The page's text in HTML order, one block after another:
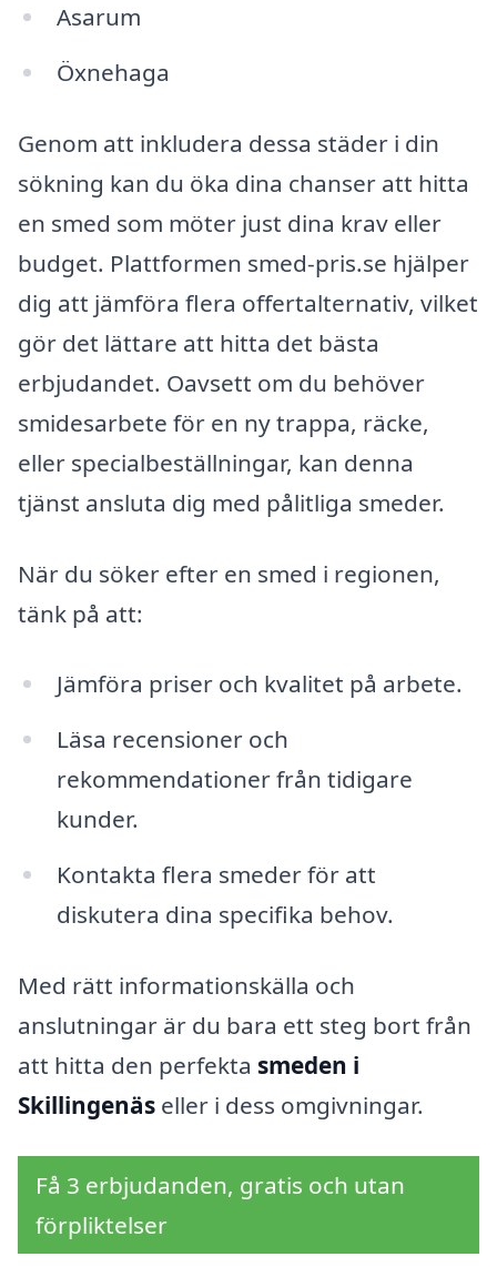
Asarum
Öxnehaga
Genom att inkludera dessa städer i din
sökning kan du öka dina chanser att hitta
en smed som möter just dina krav eller
budget. Plattformen smed-pris.se hjälper
dig att jämföra flera offertalternativ, vilket
gör det lättare att hitta det bästa
erbjudandet. Oavsett om du behöver
smidesarbete för en ny trappa, räcke,
eller specialbeställningar, kan denna
tjänst ansluta dig med pålitliga smeder.
När du söker efter en smed i regionen,
tänk på att:
Jämföra priser och kvalitet på arbete.
Läsa recensioner och
rekommendationer från tidigare
kunder.
Kontakta flera smeder för att
diskutera dina specifika behov.
Med rätt informationskälla och
anslutningar är du bara ett steg bort från
att hitta den perfekta smeden i
Skillingenäs eller i dess omgivningar.
Få 3 erbjudanden, gratis och utan
förpliktelser